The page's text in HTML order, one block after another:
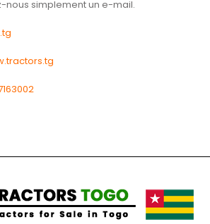
nous simplement un e-mail.